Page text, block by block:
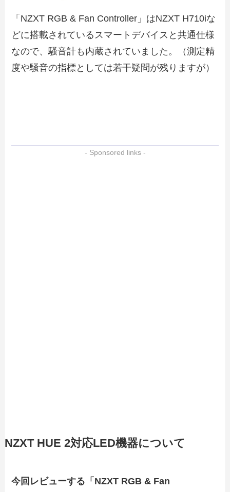
「NZXT RGB & Fan Controller」はNZXT H710iな
どに搭載されているスマートデバイスと共通仕様
なので、騒音計も内蔵されていました。（測定精
度や騒音の指標としては若干疑問が残りますが）
- Sponsored links -
NZXT HUE 2対応LED機器について
今回レビューする「NZXT RGB & Fan